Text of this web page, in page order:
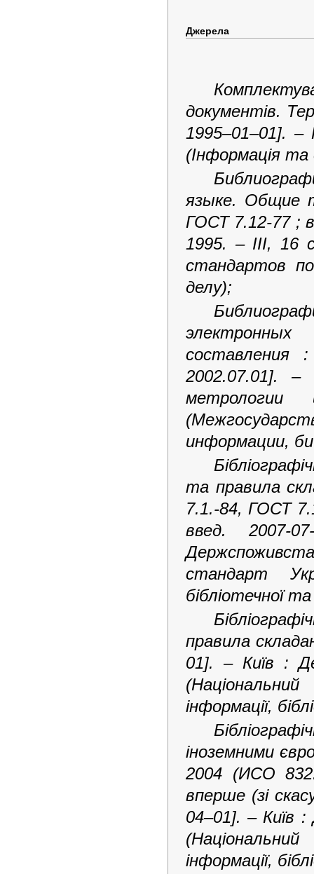
Джерела
документів.
1995–01–01].
(Інформація
языке. Общие
ГОСТ 7.12-77 ;
1995. – III, 16
стандартов
делу);
2002.07.01].
информации,
та правила
7.1.-84, ГОСТ
введ. 2007-
стандарт
бібліотечної
правила
01]. – Київ :
інформації,
іноземними
2004 (ИСО
вперше (зі
04–01]. – Київ
інформації,